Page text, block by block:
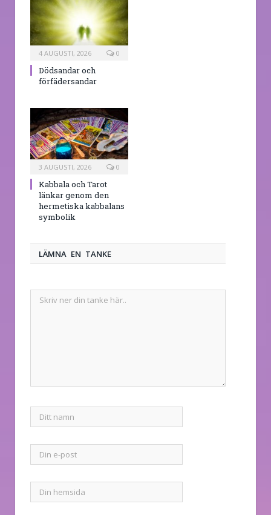
4 AUGUSTI, 2026 0
Dödsandar och
förfädersandar
3 AUGUSTI, 2026 0
Kabbala och Tarot
länkar genom den
hermetiska kabbalans
symbolik
LÄMNA EN TANKE